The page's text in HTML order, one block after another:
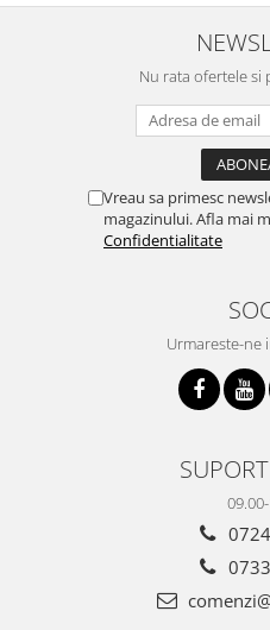
cratita...ma gandesc serios sa imi
cumpar si eu! Recomand mult !
Nu rata ofertele
Vreau sa primesc
magazinului. Afla mai
Confidentialitate
Urmareste-ne